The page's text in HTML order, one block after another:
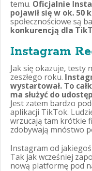
temu. Oficjalnie
pojawił się w ok. 50
społecznościowe są
konkurencją dla
Instagram
Jak się okazuje, testy
zeszłego roku.
wystartował. To
ma służyć do
Jest zatem bardzo
aplikacji TikTok.
wrzucają tam krótkie
zdobywają mnóstwo
Instagram od
Tak jak wcześniej
nową platformę pod